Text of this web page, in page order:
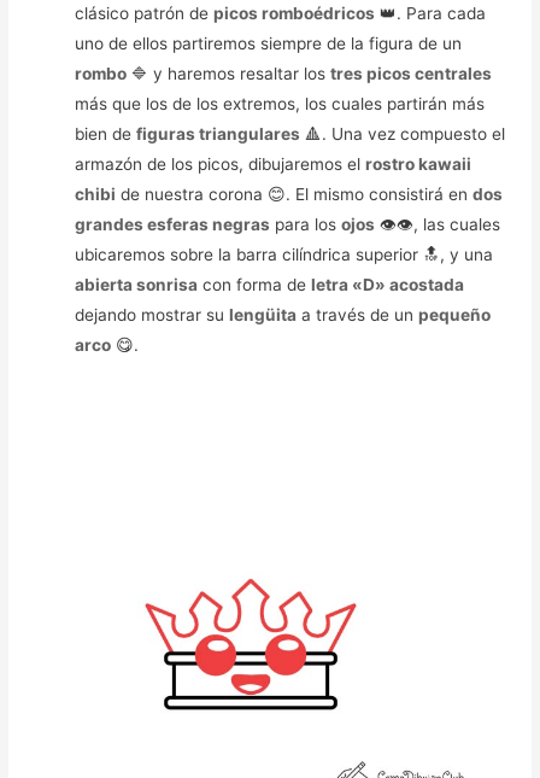
clásico patrón depicos romboédricos 👑. Para cada
uno de ellos partiremos siempre de la figura de un
rombo 🔷 y haremos resaltar lostres picos centrales
más que los de los extremos, los cuales partirán más
bien defiguras triangulares 🔺. Una vez compuesto el
armazón de los picos, dibujaremos elrostro kawaii
chibi de nuestra corona 😊. El mismo consistirá endos
grandes esferas negras para losojos 👁️👁️, las cuales
ubicaremos sobre la barra cilíndrica superior 🔝, y una
abierta sonrisa con forma deletra «D» acostada
dejando mostrar sulengüita a través de unpequeño
arco 😋.